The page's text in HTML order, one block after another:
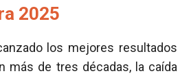
2025
los mejores resultados
más de tres décadas, la caída